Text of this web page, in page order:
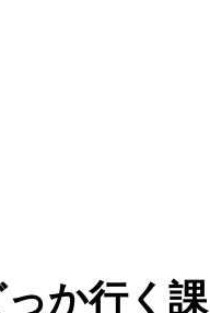
か行く課